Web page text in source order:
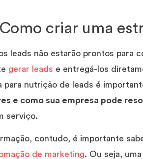
Como criar uma
leads não estarão prontos para
gerar leads e entregá-los
para nutrição de leads é
e como sua empresa pode
serviço.
contudo, é importante
de marketing. Ou seja, uma